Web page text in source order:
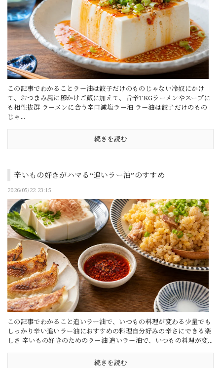
この記事でわかることラー油は餃子だけのものじゃない冷奴にかけ
て、おつまみ風に卵かけご飯に加えて、旨辛TKGラーメンやスープに
も相性抜群 ラーメンに合う辛口減塩ラー油 ラー油は餃子だけのもの
じゃ...
続きを読む
辛いもの好きがハマる“追いラー油”のすすめ
2026/05/22 23:15
この記事でわかること追いラー油で、いつもの料理が変わる少量でも
しっかり辛い追いラー油におすすめの料理自分好みの辛さにできる楽
しさ 辛いもの好きのためのラー油 追いラー油で、いつもの料理が変...
続きを読む